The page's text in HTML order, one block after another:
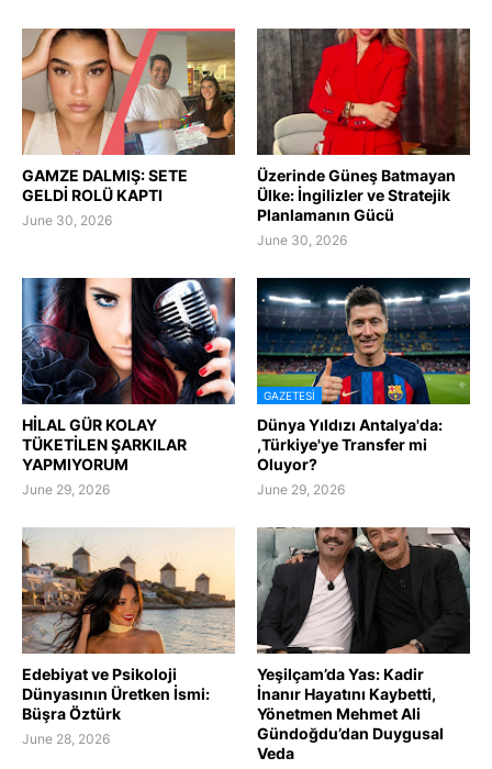
GAMZE DALMIŞ: SETE
GELDİ ROLÜ KAPTI
June 30, 2026
Üzerinde Güneş Batmayan
Ülke: İngilizler ve Stratejik
Planlamanın Gücü
June 30, 2026
HİLAL GÜR KOLAY
TÜKETİLEN ŞARKILAR
YAPMIYORUM
June 29, 2026
GAZETESI
Dünya Yıldızı Antalya'da:
,Türkiye'ye Transfer mi
Oluyor?
June 29, 2026
Edebiyat ve Psikoloji
Dünyasının Üretken İsmi:
Büşra Öztürk
June 28, 2026
Yeşilçam’da Yas: Kadir
İnanır Hayatını Kaybetti,
Yönetmen Mehmet Ali
Gündoğdu’dan Duygusal
Veda